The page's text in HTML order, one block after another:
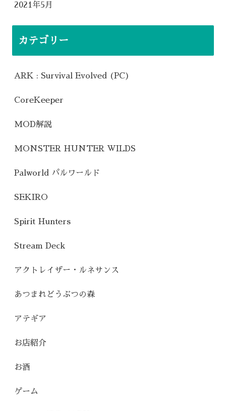
2021年5月
カテゴリー
ARK : Survival Evolved (PC)
CoreKeeper
MOD解説
MONSTER HUNTER WILDS
Palworld パルワールド
SEKIRO
Spirit Hunters
Stream Deck
アクトレイザー・ルネサンス
あつまれどうぶつの森
アテギア
お店紹介
お酒
ゲーム